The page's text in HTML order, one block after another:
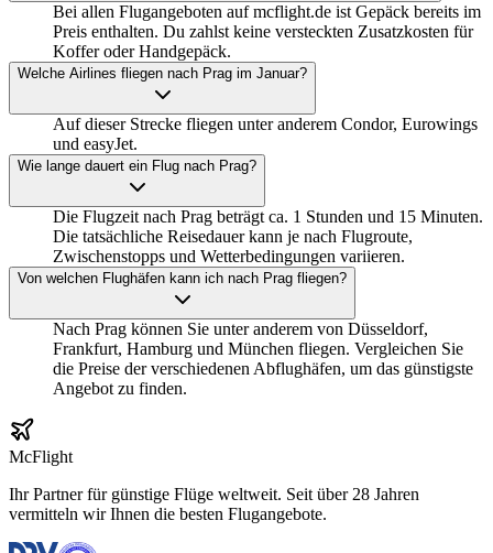
Bei allen Flugangeboten auf mcflight.de ist Gepäck bereits im
Preis enthalten. Du zahlst keine versteckten Zusatzkosten für
Koffer oder Handgepäck.
Welche Airlines fliegen nach Prag im Januar?
Auf dieser Strecke fliegen unter anderem Condor, Eurowings
und easyJet.
Wie lange dauert ein Flug nach Prag?
Die Flugzeit nach Prag beträgt ca. 1 Stunden und 15 Minuten.
Die tatsächliche Reisedauer kann je nach Flugroute,
Zwischenstopps und Wetterbedingungen variieren.
Von welchen Flughäfen kann ich nach Prag fliegen?
Nach Prag können Sie unter anderem von Düsseldorf,
Frankfurt, Hamburg und München fliegen. Vergleichen Sie
die Preise der verschiedenen Abflughäfen, um das günstigste
Angebot zu finden.
McFlight
Ihr Partner für günstige Flüge weltweit. Seit über 28 Jahren
vermitteln wir Ihnen die besten Flugangebote.